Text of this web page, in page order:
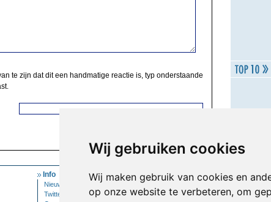
Wij gebruiken cookies
Wij maken gebruik van cookies en
op onze website te verbeteren, om
te zijn dat dit een handmatige reactie is, typ onderstaande
Info
Nieuwsbrief
Twitter
Mijn Account
Inloggen